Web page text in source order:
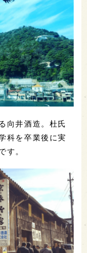
向井酒造。杜氏
科を卒業後に実
す。